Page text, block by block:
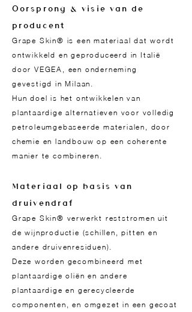
Oorsprong & visie van de
producent
Grape Skin® is een materiaal dat wordt
ontwikkeld en geproduceerd in Italië
door VEGEA, een onderneming
gevestigd in Milaan.
Hun doel is het ontwikkelen van
plantaardige alternatieven voor volledig
petroleumgebaseerde materialen, door
chemie en landbouw op een coherente
manier te combineren.
Materiaal op basis van
druivendraf
Grape Skin® verwerkt reststromen uit
de wijnproductie (schillen, pitten en
andere druivenresiduen).
Deze worden gecombineerd met
plantaardige oliën en andere
plantaardige en gerecycleerde
componenten, en omgezet in een gecoat